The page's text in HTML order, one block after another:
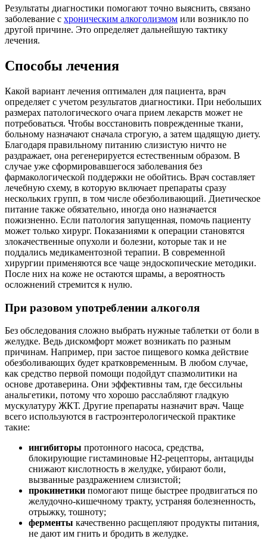
Результаты диагностики помогают точно выяснить, связано
заболевание с хроническим алкоголизмом или возникло по
другой причине. Это определяет дальнейшую тактику
лечения.
Способы лечения
Какой вариант лечения оптимален для пациента, врач
определяет с учетом результатов диагностики. При небольших
размерах патологического очага прием лекарств может не
потребоваться. Чтобы восстановить поврежденные ткани,
больному назначают сначала строгую, а затем щадящую диету.
Благодаря правильному питанию слизистую ничто не
раздражает, она регенерируется естественным образом. В
случае уже сформировавшегося заболевания без
фармакологической поддержки не обойтись. Врач составляет
лечебную схему, в которую включает препараты сразу
нескольких групп, в том числе обезболивающий. Диетическое
питание также обязательно, иногда оно назначается
пожизненно. Если патология запущенная, помочь пациенту
может только хирург. Показаниями к операции становятся
злокачественные опухоли и болезни, которые так и не
поддались медикаментозной терапии. В современной
хирургии применяются все чаще эндоскопические методики.
После них на коже не остаются шрамы, а вероятность
осложнений стремится к нулю.
При разовом употреблении алкоголя
Без обследования сложно выбрать нужные таблетки от боли в
желудке. Ведь дискомфорт может возникать по разным
причинам. Например, при застое пищевого комка действие
обезболивающих будет кратковременным. В любом случае,
как средство первой помощи подойдут спазмолитики на
основе дротаверина. Они эффективны там, где бессильны
анальгетики, потому что хорошо расслабляют гладкую
мускулатуру ЖКТ. Другие препараты назначит врач. Чаще
всего используются в гастроэнтерологической практике
такие:
ингибиторы протонного насоса, средства,
блокирующие гистаминовые Н2-рецепторы, антациды
снижают кислотность в желудке, убирают боли,
вызванные раздражением слизистой;
прокинетики помогают пище быстрее продвигаться по
желудочно-кишечному тракту, устраняя болезненность,
отрыжку, тошноту;
ферменты качественно расщепляют продукты питания,
не дают им гнить и бродить в желудке.